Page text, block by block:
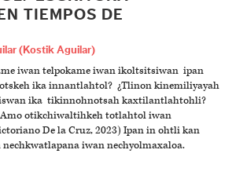
TIEMPOS DE
(Kostik Aguilar)
iwan telpokame iwan ikoltsitsiwan ipan
ika innantlahtol? ¿Tlinon kinemiliyayah
ika tikinnohnotsah kaxtilantlahtohli?
otikchiwaltihkeh totlahtol iwan
De la Cruz, 2023) Ipan in ohtli kan
iwan nechyolmaxaloa.